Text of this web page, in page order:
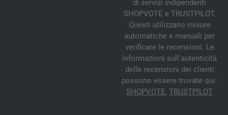
di servizi indipendenti
SHOPVOTE e TRUSTPILOT.
Questi utilizzano misure
automatiche e manuali per
verificare le recensioni. Le
informazioni sull'autenticità
delle recensioni dei clienti
possono essere trovate qui:
SHOPVOTE, TRUSTPILOT